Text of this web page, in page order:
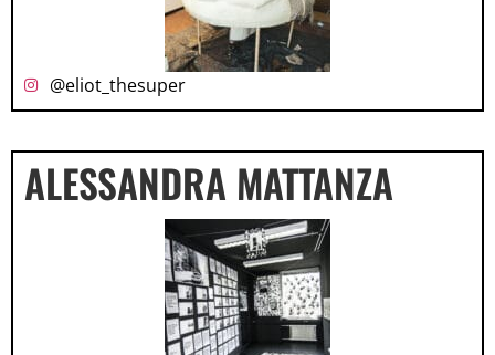
@eliot_thesuper
ALESSANDRA MATTANZA